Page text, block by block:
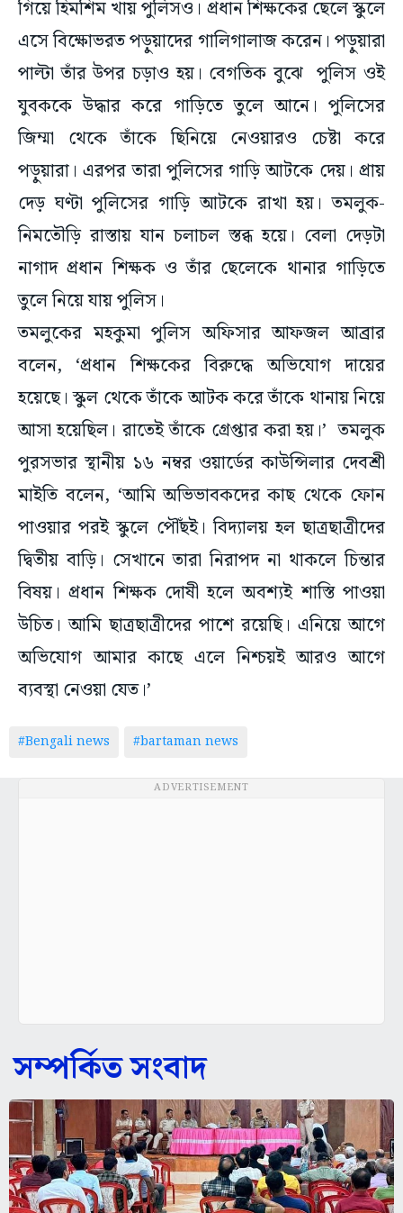
গিয়ে হিমশিম খায় পুলিসও। প্রধান শিক্ষকের ছেলে স্কুলে
এসে বিক্ষোভরত পড়ুয়াদের গালিগালাজ করেন। পড়ুয়ারা
পাল্টা তাঁর উপর চড়াও হয়। বেগতিক বুঝে পুলিস ওই
যুবককে উদ্ধার করে গাড়িতে তুলে আনে। পুলিসের
জিম্মা থেকে তাঁকে ছিনিয়ে নেওয়ারও চেষ্টা করে
পড়ুয়ারা। এরপর তারা পুলিসের গাড়ি আটকে দেয়। প্রায়
দেড় ঘণ্টা পুলিসের গাড়ি আটকে রাখা হয়। তমলুক-
নিমতৌড়ি রাস্তায় যান চলাচল স্তব্ধ হয়ে। বেলা দেড়টা
নাগাদ প্রধান শিক্ষক ও তাঁর ছেলেকে থানার গাড়িতে
তুলে নিয়ে যায় পুলিস।
তমলুকের মহকুমা পুলিস অফিসার আফজল আব্রার
বলেন, ‘প্রধান শিক্ষকের বিরুদ্ধে অভিযোগ দায়ের
হয়েছে। স্কুল থেকে তাঁকে আটক করে তাঁকে থানায় নিয়ে
আসা হয়েছিল। রাতেই তাঁকে গ্রেপ্তার করা হয়।’ তমলুক
পুরসভার স্থানীয় ১৬ নম্বর ওয়ার্ডের কাউন্সিলার দেবশ্রী
মাইতি বলেন, ‘আমি অভিভাবকদের কাছ থেকে ফোন
পাওয়ার পরই স্কুলে পৌঁছই। বিদ্যালয় হল ছাত্রছাত্রীদের
দ্বিতীয় বাড়ি। সেখানে তারা নিরাপদ না থাকলে চিন্তার
বিষয়। প্রধান শিক্ষক দোষী হলে অবশ্যই শাস্তি পাওয়া
উচিত। আমি ছাত্রছাত্রীদের পাশে রয়েছি। এনিয়ে আগে
অভিযোগ আমার কাছে এলে নিশ্চয়ই আরও আগে
ব্যবস্থা নেওয়া যেত।’
#Bengali news #bartaman news
ADVERTISEMENT
সম্পর্কিত সংবাদ